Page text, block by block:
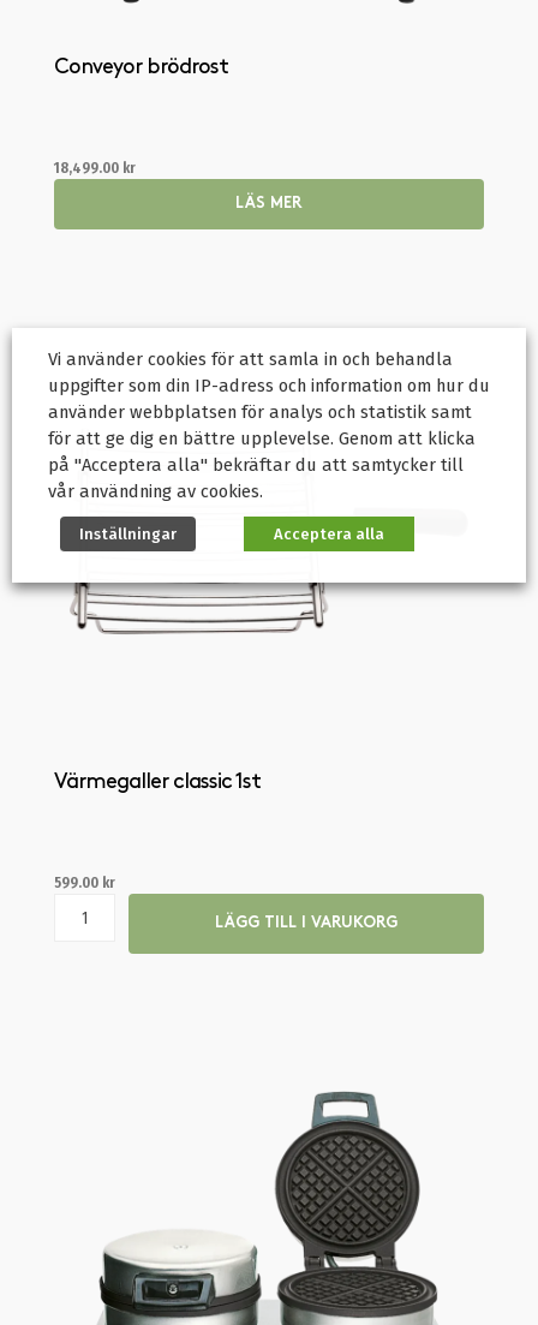
Conveyor brödrost
18,499.00 kr
LÄS MER
Värmegaller classic 1st
599.00 kr
LÄGG TILL I VARUKORG
Vi använder cookies för att samla in och behandla
uppgifter som din IP-adress och information om hur du
använder webbplatsen för analys och statistik samt
för att ge dig en bättre upplevelse. Genom att klicka
på "Acceptera alla" bekräftar du att samtycker till
vår användning av cookies.
Inställningar Acceptera alla